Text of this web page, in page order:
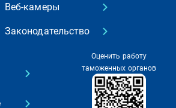
Веб-камеры
Законодательство
Оценить работу
таможенных органов